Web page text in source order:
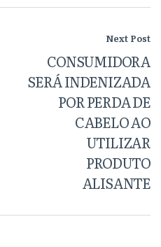
Next Post
CONSUMIDORA
SERÁ INDENIZADA
POR PERDA DE
CABELO AO
UTILIZAR
PRODUTO
ALISANTE